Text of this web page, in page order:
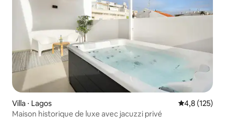
Villa ⋅ Lagos Évaluation
4,8 (125)
Maison historique de luxe avec jacuzzi privé